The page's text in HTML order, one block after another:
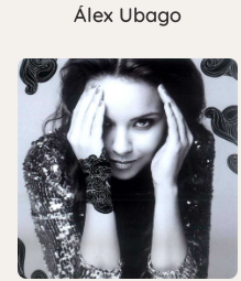
Álex Ubago